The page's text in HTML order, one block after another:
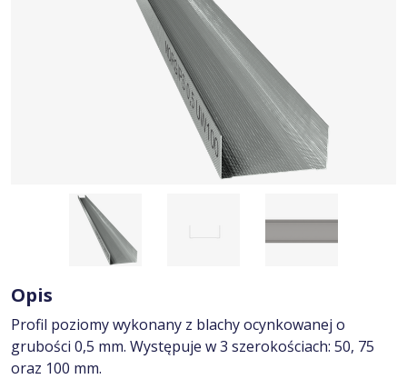
Opis
Profil poziomy wykonany z blachy ocynkowanej o
grubości 0,5 mm. Występuje w 3 szerokościach: 50, 75
oraz 100 mm.